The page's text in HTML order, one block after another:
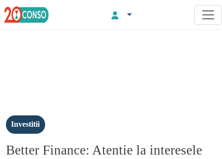
Investitii
Better Finance: Atentie la interesele